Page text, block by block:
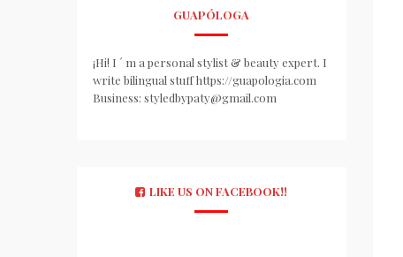
GUAPÓLOGA
¡Hi! I ´ m a personal stylist & beauty expert. I
write bilingual stuff https://guapologia.com
Business: styledbypaty@gmail.com
LIKE US ON FACEBOOK!!